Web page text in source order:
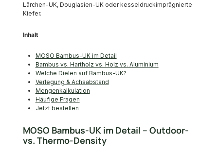
Lärchen-UK, Douglasien-UK oder kesseldruckimprägnierte
Kiefer.
Inhalt
MOSO Bambus-UK im Detail
Bambus vs. Hartholz vs. Holz vs. Aluminium
Welche Dielen auf Bambus-UK?
Verlegung & Achsabstand
Mengenkalkulation
Häufige Fragen
Jetzt bestellen
MOSO Bambus-UK im Detail – Outdoor-
vs. Thermo-Density